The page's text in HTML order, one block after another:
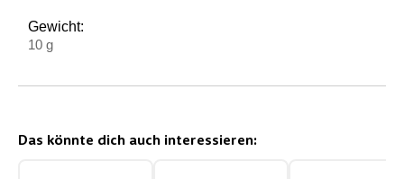
Gewicht:
10 g
Das könnte dich auch interessieren: